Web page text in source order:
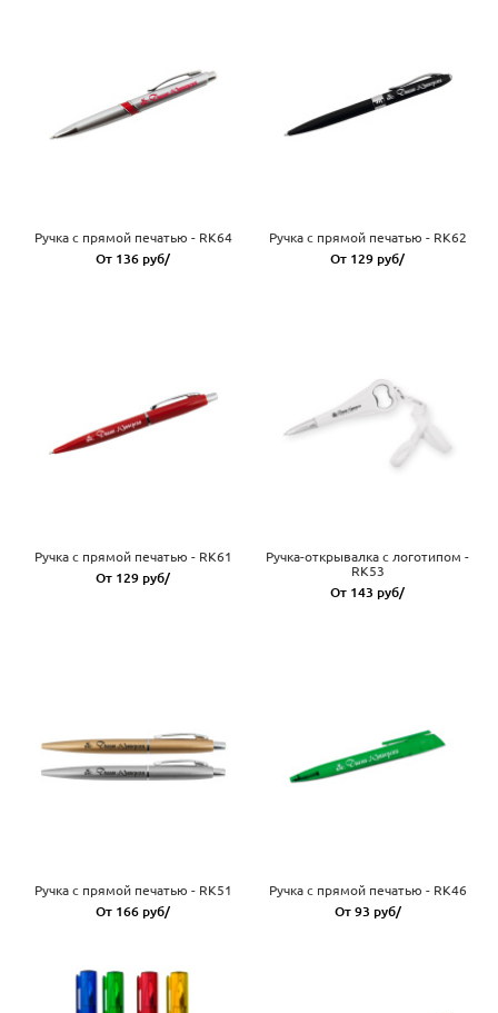
Ручка с прямой печатью - RK64
От 136 руб/
Ручка с прямой печатью - RK62
От 129 руб/
Ручка с прямой печатью - RK61
От 129 руб/
Ручка-открывалка с логотипом -
RK53
От 143 руб/
Ручка с прямой печатью - RK51
От 166 руб/
Ручка с прямой печатью - RK46
От 93 руб/